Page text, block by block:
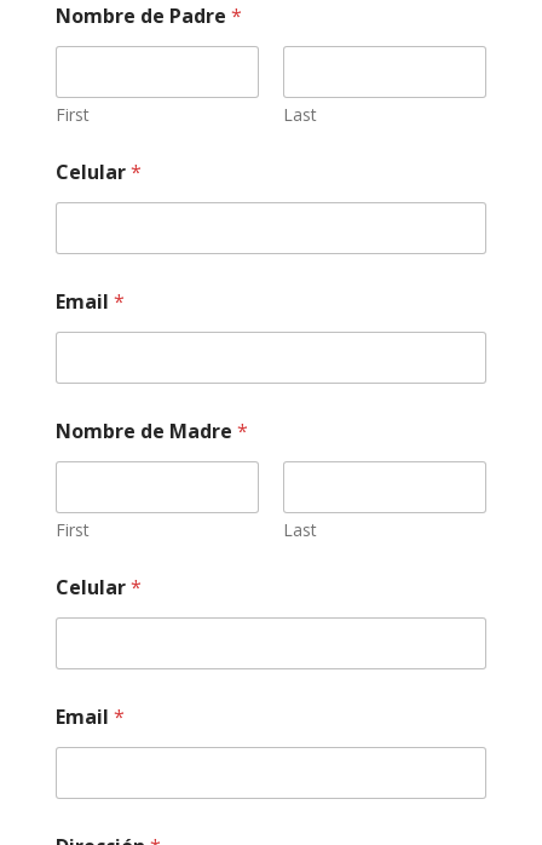
Nombre de Padre *
First Last
Celular*
Email *
Nombre de Madre *
First Last
Celular*
Email *